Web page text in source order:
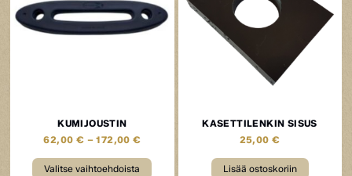
KUMIJOUSTIN
62,00 € – 172,00€
Valitse vaihtoehdoista
KASETTILENKIN SISUS
25,00€
Lisää ostoskoriin